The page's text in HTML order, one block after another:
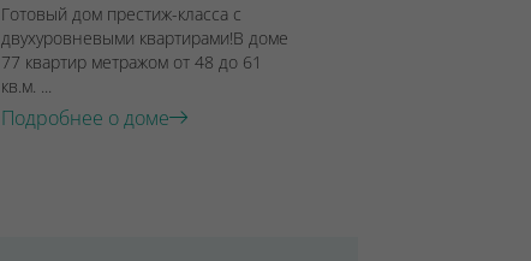
Готовый дом престиж-класса с
двухуровневыми квартирами!В доме
77 квартир метражом от 48 до 61
кв.м. ...
Подробнее о доме